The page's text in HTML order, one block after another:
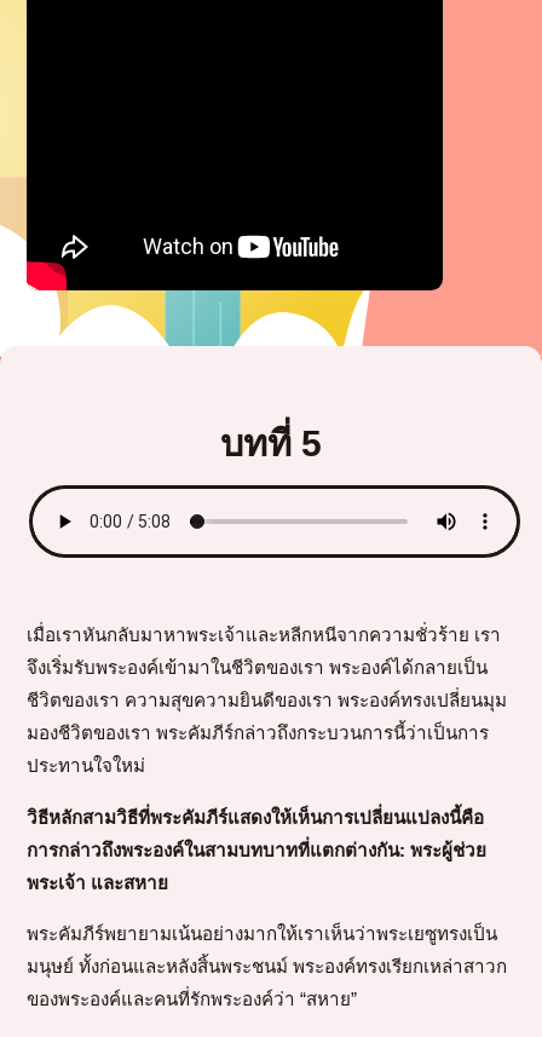
บทที่ 5
เมื่อเราหันกลับมาหาพระเจ้าและหลีกหนีจากความชั่วร้าย เรา
จึงเริ่มรับพระองค์เข้ามาในชีวิตของเรา พระองค์ได้กลายเป็น
ชีวิตของเรา ความสุขความยินดีของเรา พระองค์ทรงเปลี่ยนมุม
มองชีวิตของเรา พระคัมภีร์กล่าวถึงกระบวนการนี้ว่าเป็นการ
ประทานใจใหม่
วิธีหลักสามวิธีที่พระคัมภีร์แสดงให้เห็นการเปลี่ยนแปลงนี้คือ
การกล่าวถึงพระองค์ในสามบทบาทที่แตกต่างกัน: พระผู้ช่วย
พระเจ้า และสหาย
พระคัมภีร์พยายามเน้นอย่างมากให้เราเห็นว่าพระเยซูทรงเป็น
มนุษย์ ทั้งก่อนและหลังสิ้นพระชนม์ พระองค์ทรงเรียกเหล่าสาวก
ของพระองค์และคนที่รักพระองค์ว่า “สหาย”